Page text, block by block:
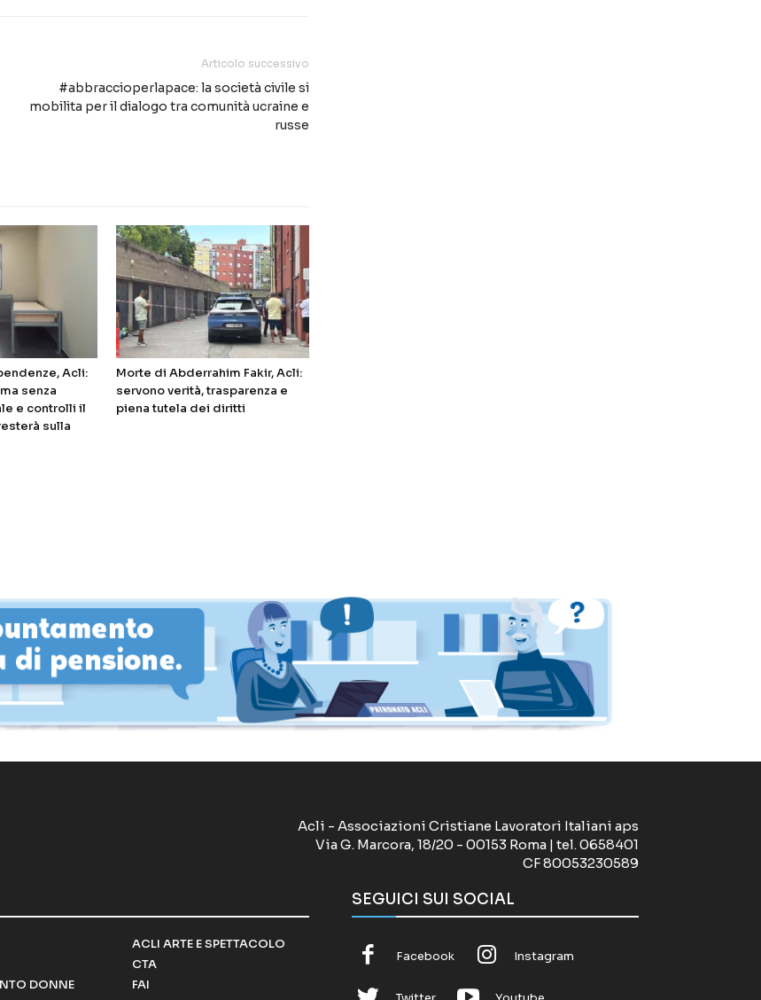
Articolo successivo
#abbraccioperlapace: la società civile si
mobilita per il dialogo tra comunità ucraine e
russe
Acli:
senza
e controlli il
sulla
Morte di Abderrahim Fakir, Acli:
servono verità, trasparenza e
piena tutela dei diritti
Acli - Associazioni Cristiane Lavoratori Italiani aps
Via G. Marcora, 18/20 - 00153 Roma | tel. 0658401
CF 80053230589
DONNE
ACLI ARTE E SPETTACOLO
CTA
FAI
SEGUICI SUI SOCIAL
Facebook Instagram